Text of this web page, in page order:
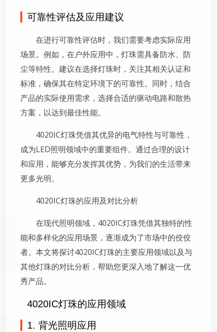
可靠性评估及应用建议
在进行可靠性评估时，我们需要考虑实际应用
场景。例如，在户外应用中，灯珠需具备防水、防
尘等特性。建议在选择灯珠时，关注其相关认证和
标准，确保其在特定环境下的可靠性。同时，结合
产品的实际使用需求，选择合适的驱动电路和散热
方案，以达到最佳性能。
4020IC灯珠凭借其优异的电气特性与可靠性，
成为LED照明领域中的重要组件。通过合理的设计
和应用，能够充分发挥其优势，为我们的生活带来
更多光明。
4020IC灯珠的应用及对比分析
在现代照明领域，4020IC灯珠凭借其独特的性
能和多样化的应用场景，逐渐成为了市场中的佼佼
者。本文将探讨4020IC灯珠的主要应用领域以及与
其他灯珠的对比分析，帮助您更深入地了解这一优
秀产品。
4020IC灯珠的应用领域
1. 背光照明应用